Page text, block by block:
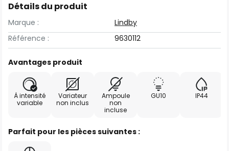
Détails du produit
Marque :
Lindby
Référence :
9630112
Avantages produit
À intensité
variable
Variateur
non inclus
Ampoule
non
incluse
GU10 IP44
Parfait pour les pièces suivantes :